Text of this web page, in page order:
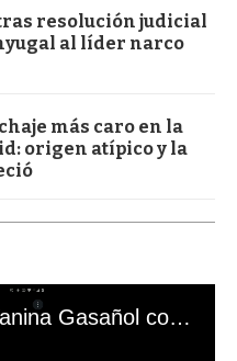
resolución judicial
al líder narco
más caro en la
origen atípico y la
El mal momento de Yanina Gasañol con un hincha argentino en "Subrayado"